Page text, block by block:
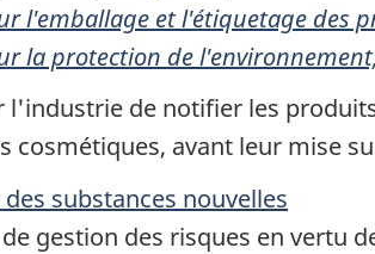
l'emballage et l'étiquetage des
la protection de
de notifier les
cosmétiques, avant leur mise
substances nouvelles
gestion des risques en vertu